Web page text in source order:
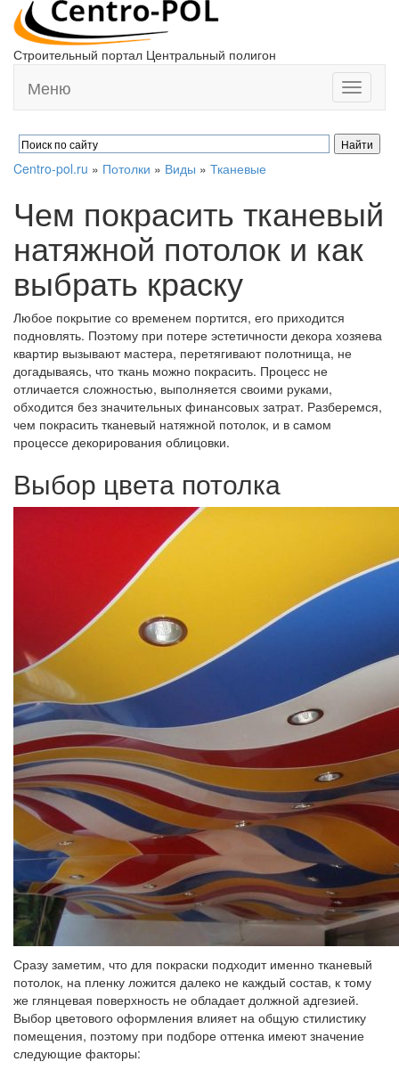
Строительный портал Центральный полигон
Toggle
Меню
Centro-pol.ru » Потолки » Виды » Тканевые
Чем покрасить тканевый
натяжной потолок и как
выбрать краску
Любое покрытие со временем портится, его приходится
подновлять. Поэтому при потере эстетичности декора хозяева
квартир вызывают мастера, перетягивают полотнища, не
догадываясь, что ткань можно покрасить. Процесс не
отличается сложностью, выполняется своими руками,
обходится без значительных финансовых затрат. Разберемся,
чем покрасить тканевый натяжной потолок, и в самом
процессе декорирования облицовки.
Выбор цвета потолка
Сразу заметим, что для покраски подходит именно тканевый
потолок, на пленку ложится далеко не каждый состав, к тому
же глянцевая поверхность не обладает должной адгезией.
Выбор цветового оформления влияет на общую стилистику
помещения, поэтому при подборе оттенка имеют значение
следующие факторы: